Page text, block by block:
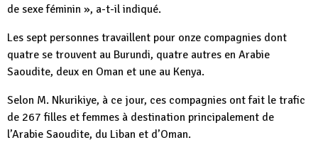
de sexe féminin », a-t-il indiqué.
Les sept personnes travaillent pour onze compagnies dont
quatre se trouvent au Burundi, quatre autres en Arabie
Saoudite, deux en Oman et une au Kenya.
Selon M. Nkurikiye, à ce jour, ces compagnies ont fait le trafic
de 267 filles et femmes à destination principalement de
l’Arabie Saoudite, du Liban et d’Oman.